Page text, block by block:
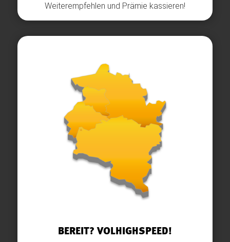
Weiterempfehlen und Prämie kassieren!
BEREIT? VOLHIGHSPEED!